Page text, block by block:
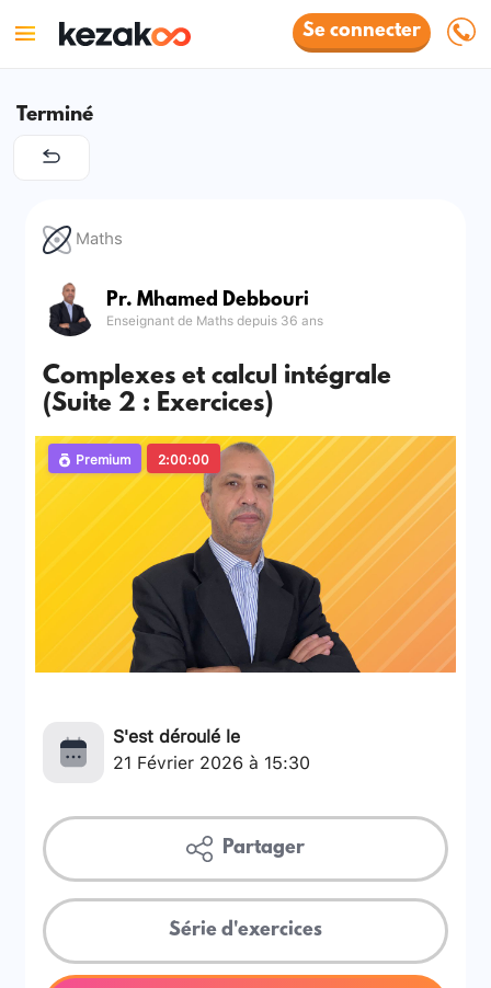
Se connecter
Terminé
Maths
Pr. Mhamed Debbouri
Enseignant de Maths depuis 36 ans
Complexes et calcul intégrale
(Suite 2 : Exercices)
Premium 2:00:00
S'est déroulé le
21 Février 2026 à 15:30
Partager
Série d'exercices